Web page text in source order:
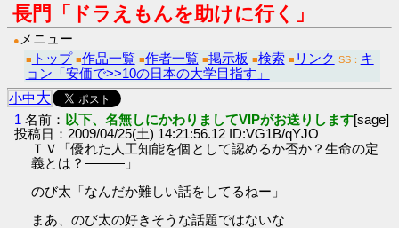
長門「ドラえもんを助けに行く」
● メニュー
■ トップ ■作品一覧 ■作者一覧 ■掲示板 ■検索 ■ リンク SS： キ
ョン「安価で>>10の日本の大学目指す」
小中大
1 名前： 以下、名無しにかわりましてVIPがお送りします[sage]
投稿日：2009/04/25(土) 14:21:56.12 ID:VG1B/qYJO
ＴＶ「優れた人工知能を個として認めるか否か？生命の定
義とは？―――」
のび太「なんだか難しい話をしてるねー」
まあ、のび太の好きそうな話題ではないな